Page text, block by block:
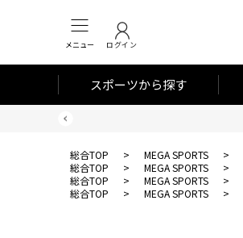
メニュー ログイン
スポーツから探す
総合TOP > MEGA SPORTS >
総合TOP
> MEGA SPORTS >
総合TOP
> MEGA SPORTS >
総合TOP
> MEGA SPORTS >